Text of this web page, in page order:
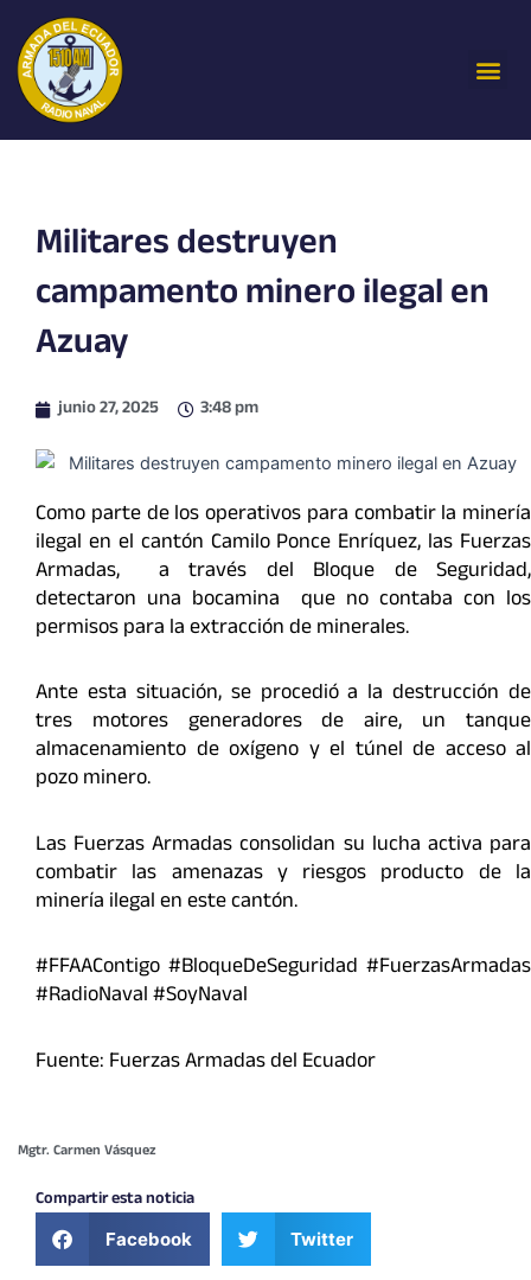
contenido
Militares destruyen
campamento minero ilegal en
Azuay
junio 27, 2025 3:48 pm
Como parte de los operativos para combatir la minería
ilegal en el cantón Camilo Ponce Enríquez, las Fuerzas
Armadas, a través del Bloque de Seguridad,
detectaron una bocamina que no contaba con los
permisos para la extracción de minerales.
Ante esta situación, se procedió a la destrucción de
tres motores generadores de aire, un tanque
almacenamiento de oxígeno y el túnel de acceso al
pozo minero.
Las Fuerzas Armadas consolidan su lucha activa para
combatir las amenazas y riesgos producto de la
minería ilegal en este cantón.
#FFAAContigo #BloqueDeSeguridad #FuerzasArmadas
#RadioNaval #SoyNaval
Fuente: Fuerzas Armadas del Ecuador
Mgtr. Carmen Vásquez
Compartir esta noticia
Facebook Twitter